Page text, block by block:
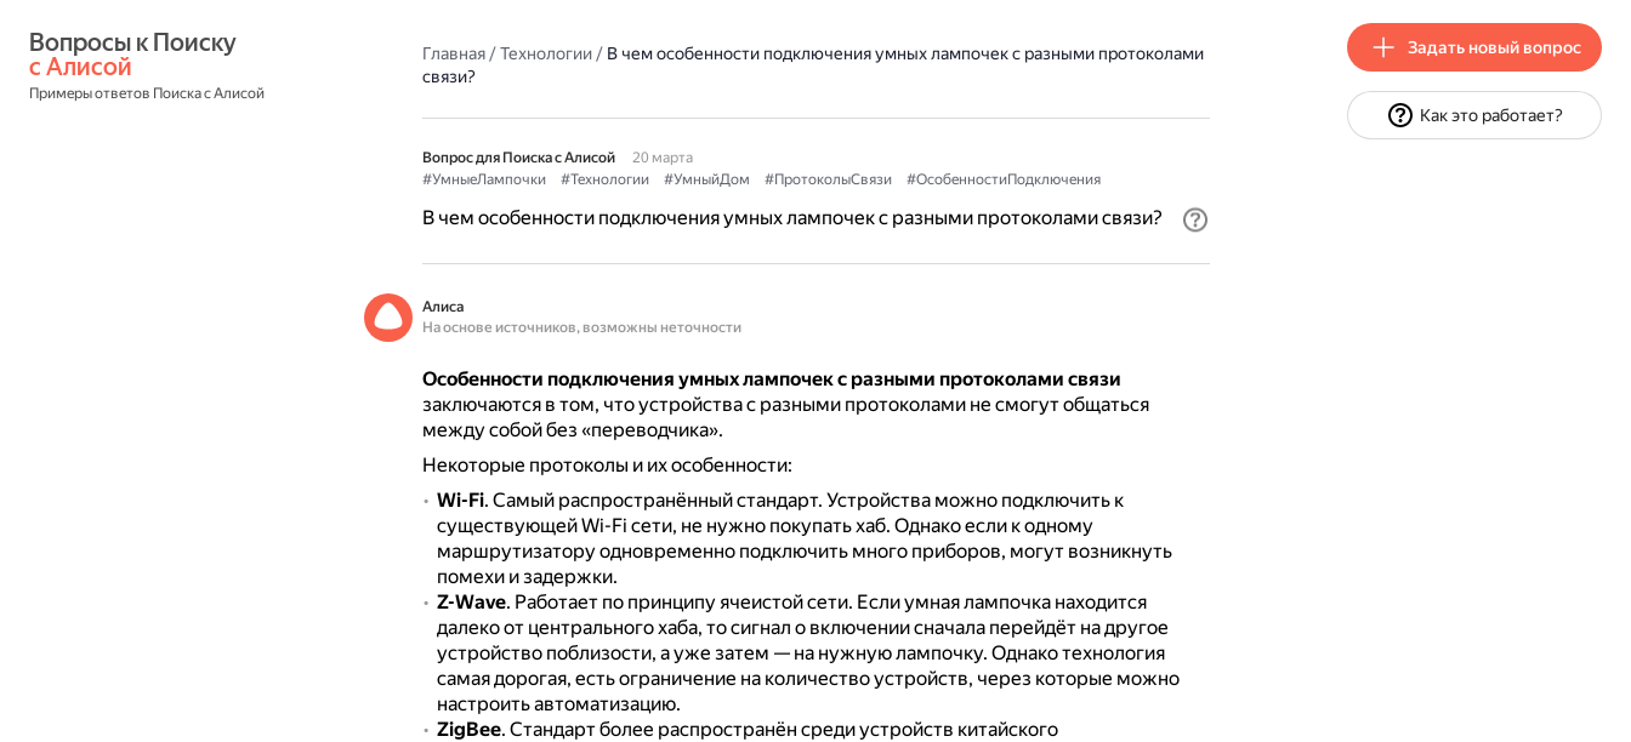
с Алисой
Примеры ответов Поиска с Алисой
Главная/Технологии/ В чем особенности подключения умных лампочек с разными протоколами
связи?
Вопрос для Поиска с Алисой
20 марта
#УмныеЛампочки
#Технологии #УмныйДом #ПротоколыСвязи #ОсобенностиПодключения
В чем особенности подключения умных лампочек с разными протоколами связи?
Алиса
На основе источников, возможны неточности
Особенности подключения умных лампочек с разными протоколами связи
заключаются в том, что устройства с разными протоколами не смогут общаться
между собой без «переводчика».
Некоторые протоколы и их особенности:
Wi-Fi. Самый распространённый стандарт. Устройства можно подключить к
существующей Wi-Fi сети, не нужно покупать хаб. Однако если к одному
маршрутизатору одновременно подключить много приборов, могут возникнуть
помехи и задержки.
Z-Wave. Работает по принципу ячеистой сети. Если умная лампочка находится
далеко от центрального хаба, то сигнал о включении сначала перейдёт на другое
устройство поблизости, а уже затем — на нужную лампочку. Однако технология
самая дорогая, есть ограничение на количество устройств, через которые можно
настроить автоматизацию.
ZigBee. Стандарт более распространён среди устройств китайского
Задать новый вопрос
Как это работает?